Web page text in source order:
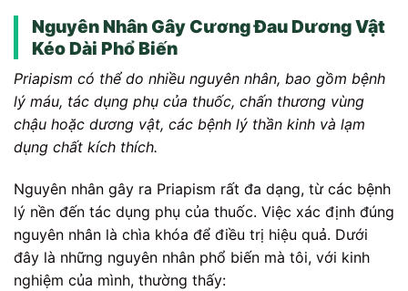
Nguyên Nhân Gây Cương Đau Dương Vật
Kéo Dài Phổ Biến
Priapism có thể do nhiều nguyên nhân, bao gồm bệnh
lý máu, tác dụng phụ của thuốc, chấn thương vùng
chậu hoặc dương vật, các bệnh lý thần kinh và lạm
dụng chất kích thích.
Nguyên nhân gây ra Priapism rất đa dạng, từ các bệnh
lý nền đến tác dụng phụ của thuốc. Việc xác định đúng
nguyên nhân là chìa khóa để điều trị hiệu quả. Dưới
đây là những nguyên nhân phổ biến mà tôi, với kinh
nghiệm của mình, thường thấy: